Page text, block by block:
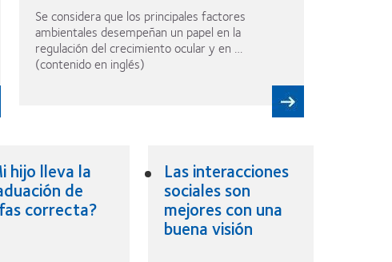
Se considera que los principales factores
ambientales desempeñan un papel en la
regulación del crecimiento ocular y en …
(contenido en inglés)
hijo lleva la
de
correcta?
Las interacciones
sociales son
mejores con una
buena visión